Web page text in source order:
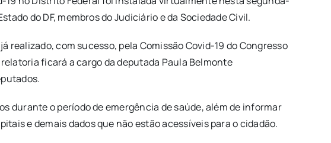
do DF, membros do Judiciário e da Sociedade Civil.
realizado, com sucesso, pela Comissão Covid-19 do Congresso
ficará a cargo da deputada Paula Belmonte
durante o período de emergência de saúde, além de informar
e demais dados que não estão acessíveis para o cidadão.